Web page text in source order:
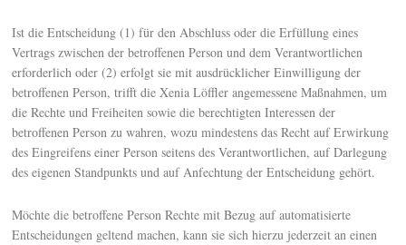
Ist die Entscheidung (1) für den Abschluss oder die Erfüllung eines
Vertrags zwischen der betroffenen Person und dem Verantwortlichen
erforderlich oder (2) erfolgt sie mit ausdrücklicher Einwilligung der
betroffenen Person, trifft die Xenia Löffler angemessene Maßnahmen, um
die Rechte und Freiheiten sowie die berechtigten Interessen der
betroffenen Person zu wahren, wozu mindestens das Recht auf Erwirkung
des Eingreifens einer Person seitens des Verantwortlichen, auf Darlegung
des eigenen Standpunkts und auf Anfechtung der Entscheidung gehört.
Möchte die betroffene Person Rechte mit Bezug auf automatisierte
Entscheidungen geltend machen, kann sie sich hierzu jederzeit an einen